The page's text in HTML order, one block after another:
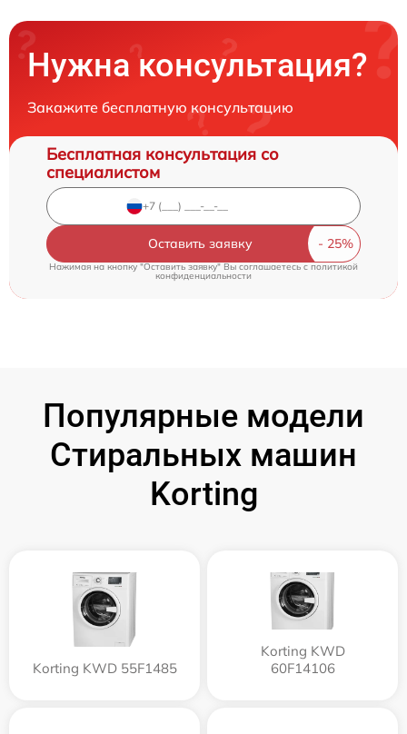
Нужна консультация?
Закажите бесплатную консультацию
Бесплатная консультация со
специалистом
Оставить заявку
Нажимая на кнопку "Оставить заявку" Вы соглашаетесь cполитикой
конфиденциальности
Популярные модели
Стиральных машин
Korting
Korting KWD 55F1485
Korting KWD
60F14106